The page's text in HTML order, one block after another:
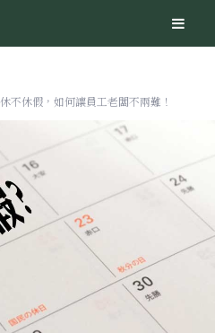
休不休假，如何讓員工老闆不兩難！